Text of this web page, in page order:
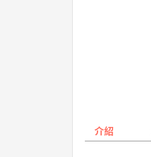
介紹